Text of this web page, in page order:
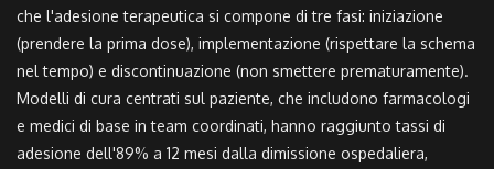
che l'adesione terapeutica si compone di tre fasi: iniziazione
(prendere la prima dose), implementazione (rispettare la schema
nel tempo) e discontinuazione (non smettere prematuramente).
Modelli di cura centrati sul paziente, che includono farmacologi
e medici di base in team coordinati, hanno raggiunto tassi di
adesione dell'89% a 12 mesi dalla dimissione ospedaliera,